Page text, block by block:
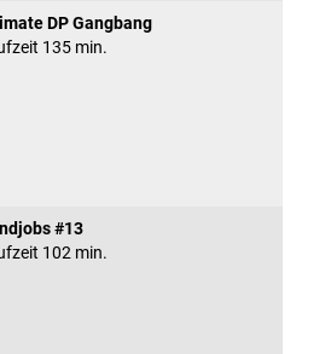
DP Gangbang
135 min.
#13
102 min.